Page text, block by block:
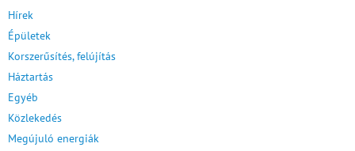
Hírek
Épületek
Korszerűsítés, felújítás
Háztartás
Egyéb
Közlekedés
Megújuló energiák